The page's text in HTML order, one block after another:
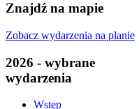
Znajdź na mapie
Zobacz wydarzenia na planie
2026 - wybrane
wydarzenia
Wstęp